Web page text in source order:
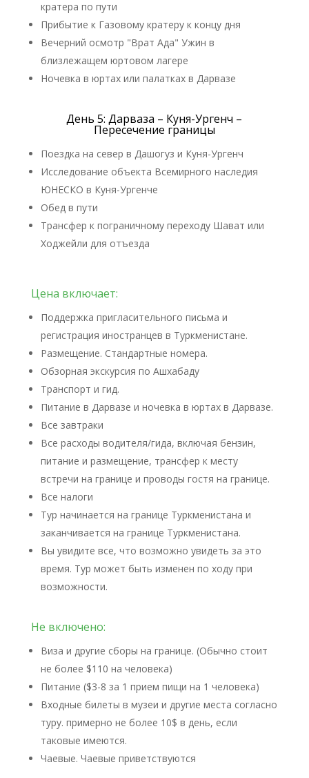
кратера по пути
Прибытие к Газовому кратеру к концу дня
Вечерний осмотр "Врат Ада" Ужин в
близлежащем юртовом лагере
Ночевка в юртах или палатках в Дарвазе
День 5: Дарваза – Куня-Ургенч –
Пересечение границы
Поездка на север в Дашогуз и Куня-Ургенч
Исследование объекта Всемирного наследия
ЮНЕСКО в Куня-Ургенче
Обед в пути
Трансфер к пограничному переходу Шават или
Ходжейли для отъезда
Цена включает:
Поддержка пригласительного письма и
регистрация иностранцев в Туркменистане.
Размещение. Стандартные номера.
Обзорная экскурсия по Ашхабаду
Транспорт и гид.
Питание в Дарвазе и ночевка в юртах в Дарвазе.
Все завтраки
Все расходы водителя/гида, включая бензин,
питание и размещение, трансфер к месту
встречи на границе и проводы гостя на границе.
Все налоги
Тур начинается на границе Туркменистана и
заканчивается на границе Туркменистана.
Вы увидите все, что возможно увидеть за это
время. Тур может быть изменен по ходу при
возможности.
Не включено:
Виза и другие сборы на границе. (Обычно стоит
не более $110 на человека)
Питание ($3-8 за 1 прием пищи на 1 человека)
Входные билеты в музеи и другие места согласно
туру. примерно не более 10$ в день, если
таковые имеются.
Чаевые. Чаевые приветствуются